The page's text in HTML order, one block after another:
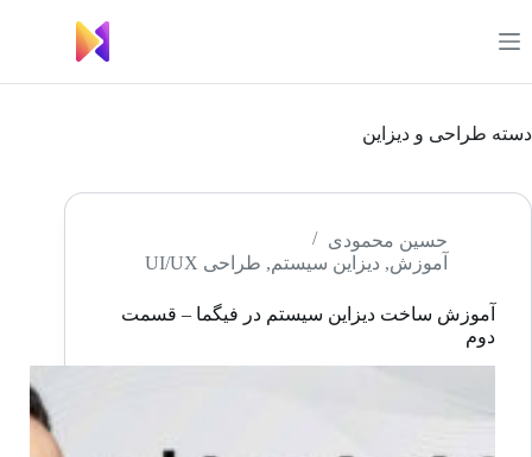
به
محتوا
دسته طراحی و دیزاین
حسین محمودی
آموزش, دیزاین سیستم, طراحی UI/UX
آموزش ساخت دیزاین سیستم در فیگما – قسمت
دوم